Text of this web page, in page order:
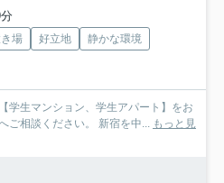
場 好立地
静かな環境
学生マンション、学生アパート】をお
相談ください。 新宿を中... もっと見